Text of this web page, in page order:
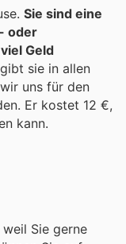
Sie sind eine
oder
Geld
uns für den
Er kostet 12 €,
kann.
Sie gerne